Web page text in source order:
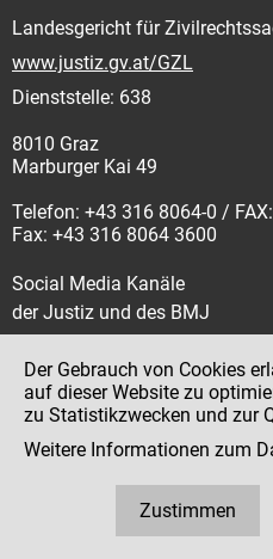
Landesgericht für
www.justiz.gv.at/GZL
Dienststelle: 638
8010 Graz
Marburger Kai 49
Telefon: +43 316 8064-0 /
Fax: +43 316 8064 3600
Social Media Kanäle
der Justiz und des BMJ
Impressum
Datenschutz
Der Gebrauch von Cookies
auf dieser Website zu
zu Statistikzwecken und zur
Weitere Informationen zum
Zustimmen